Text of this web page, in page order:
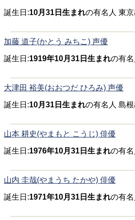
誕生日:10月31日生まれの有名人 東
加藤 道子(かとう みちこ) 声優
誕生日:1919年10月31日生まれの有
大津田 裕美(おおつだ ひろみ) 声優
誕生日:10月31日生まれの有名人 島
山本 耕史(やまもと こうじ) 俳優
誕生日:1976年10月31日生まれの有
山内 圭哉(やまうち たかや) 俳優
誕生日:1971年10月31日生まれの有